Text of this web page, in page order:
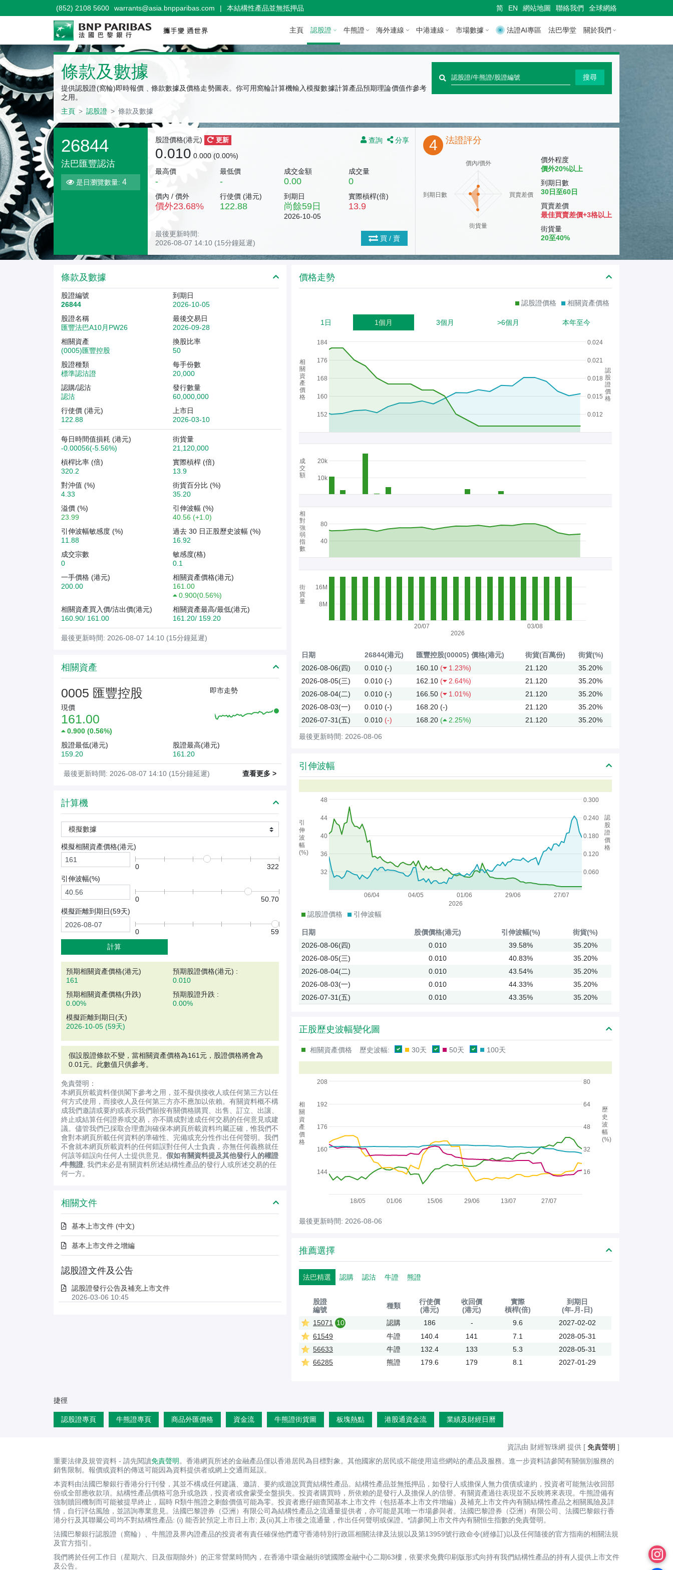
(852) 2108 5600 warrants@asia.bnpparibas.com | 本結構性產品並無抵押品 简 EN 網站地圖 聯絡我們 全球網絡
主頁 認股證 牛熊證 海外連線 中港連線 市場數據 法證AI專區 法巴學堂 關於我們
認股證
條款及數據
提供認股證(窩輪)即時報價﹑條款數據及價格走勢圖表。你可用窩輪計算機輸入模擬數據計算產品預期理論價值作參考
之用。
主頁
認股證 條款及數據
快
速
尋
認
/
證
搜尋
26844
法巴匯豐認沽
是日瀏覽數量: 4
查詢 分享
股證價格(港元) 更新
0.010 0.000 (0.00%)
最高價
-
最低價
-
成交金額
0.00
成交量
0
價內 / 價外
價外23.68%
行使價 (港元)
122.88
到期日
尚餘59日
2026-10-05
實際槓桿(倍)
13.9
最後更新時間:
2026-08-07 14:10 (15分鐘延遲)
買 / 賣
4 法證評分
價內/價外
買賣差價
街貨量
到期日數
價外程度
價外20%以上
到期日數
30日至60日
買賣差價
最佳買賣差價+3格以上
街貨量
20至40%
條款及數據
股證編號
26844
到期日
2026-10-05
股證名稱
匯豐法巴A10月PW26
最後交易日
2026-09-28
相關資產
(0005)匯豐控股
換股比率
50
股證種類
標準認沽證
每手份數
20,000
認購/認沽
認沽
發行數量
60,000,000
行使價 (港元)
122.88
上市日
2026-03-10
每日時間值損耗 (港元)
-0.00056(-5.56%)
街貨量
21,120,000
槓桿比率 (倍)
320.2
實際槓桿 (倍)
13.9
對沖值 (%)
4.33
街貨百分比 (%)
35.20
溢價 (%)
23.99
引伸波幅 (%)
40.56 (+1.0)
引伸波幅敏感度 (%)
11.88
過去 30 日正股歷史波幅 (%)
16.92
成交宗數
0
敏感度(格)
0.1
一手價格 (港元)
200.00
相關資產價格(港元)
161.00
0.900(0.56%)
相關資產買入價/沽出價(港元)
160.90/ 161.00
相關資產最高/最低(港元)
161.20/ 159.20
最後更新時間: 2026-08-07 14:10 (15分鐘延遲)
相關資產
0005 匯豐控股
現價
161.00
0.900 (0.56%)
即市走勢
股證最低(港元)
159.20
股證最高(港元)
161.20
最後更新時間: 2026-08-07 14:10 (15分鐘延遲) 查看更多 >
計算機
模擬數據
模擬相關資產價格(港元)
0
322
引伸波幅(%)
0
50.70
模擬距離到期日(59天)
0
59
計算
預期相關資產價格(港元)
161
預期股證價格(港元) :
0.010
預期相關資產價格(升跌)
0.00%
預期股證升跌 :
0.00%
模擬距離到期日(天)
2026-10-05 (59天)
假設股證條款不變，當相關資產價格為161 元 ，股證價格將會為
0.01元。此數值只供參考。
免責聲明：
本網頁所載資料僅供閣下參考之用，並不擬供接收人或任何第三方以任
何方式使用，而接收人及任何第三方亦不應加以依賴。有關資料概不構
成我們邀請或要約或表示我們願按有關價格購買、出售、訂立、出讓、
終止或結算任何證券或交易，亦不購成對達成任何交易的任何意見或建
議。儘管我們已採取合理查詢確保本網頁所載資料均屬正確，惟我們不
會對本網頁所載任何資料的準確性、完備或充分性作出任何聲明。我們
不會就本網頁所載資料的任何錯誤對任何人士負責，亦無任何義務就任
何該等錯誤向任何人士提供意見。 假如有關資料提及其他發行人的權證
∕牛熊證 , 我們未必是有關資料所述結構性產品的發行人或所述交易的任
何一方。
相關文件
基本上市文件 (中文)
基本上市文件之增編
認股證文件及公告
認股證發行公告及補充上市文件
2026-03-06 10:45
價格走勢
認股證價格 相關資產價格
1日 1個月 3個月 >6個月 本年至今
20/07 03/08
160
152
168
176
184
0.012
0.015
0.018
0.021
0.024
10k
20k
40
80
8M
16M
2026
相
關
資
產
價
格
認
股
證
價
格
成
交
額
相
對
強
弱
指
數
街
貨
量
日期 26844(港元) 匯豐控股(00005) 價格(港元) 街貨(百萬份)
街貨(%)
2026-08-06(四)
0.010 (-) 160.10 ( 1.23%) 21.120
35.20%
2026-08-05(三)
0.010 (-) 162.10 ( 2.64%) 21.120
35.20%
2026-08-04(二)
0.010 (-) 166.50 ( 1.01%) 21.120
35.20%
2026-08-03(一)
0.010 (-) 168.20 (-) 21.120
35.20%
2026-07-31(五)
0.010 (-) 168.20 ( 2.25%) 21.120 35.20%
最後更新時間: 2026-08-06
引伸波幅
06/04 04/05 01/06 29/06 27/07
32
36
40
44
48
0.060
0.120
0.180
0.240
0.300
2026
引
伸
波
幅
(%)
認
股
證
價
格
認股證價格 引伸波幅
日期 股價價格(港元) 引伸波幅(%)
街貨(%)
2026-08-06(四)
0.010 39.58%
35.20%
2026-08-05(三)
0.010 40.83%
35.20%
2026-08-04(二)
0.010 43.54%
35.20%
2026-08-03(一)
0.010 44.33%
35.20%
2026-07-31(五)
0.010 43.35% 35.20%
正股歷史波幅變化圖
相關資產價格 歷史波幅: 30天 50天 100天
18/05 01/06 15/06 29/06 13/07 27/07
144
160
176
192
208
16
32
48
64
80
相
關
資
產
價
格
歷
史
波
幅
(%)
最後更新時間: 2026-08-06
推薦選擇
法巴精選 認購 認沽 牛證 熊證
股證
編號
種類
行使價
(港元)
收回價
(港元)
實際
槓桿(倍)
到期日
(年-月-日)
15071 10 認購 186 - 9.6
2027-02-02
61549
牛證 140.4 141 7.1
2028-05-31
56633
牛證 132.4 133 5.3
2028-05-31
66285
熊證 179.6 179 8.1 2027-01-29
捷徑
認股證專頁 牛熊證專頁 商品外匯價格 資金流 牛熊證街貨圖 板塊熱點 港股通資金流 業績及財經日曆
資訊由 財經智珠網 提供 [ 免責聲明 ]
重要法律及規管資料 - 請先閱讀免責聲明 。香港網頁所述的金融產品僅以香港居民為目標對象。其他國家的居民或不能使用這些網站的產品及服務。進一步資料請參閱有關個別服務的
銷售限制。報價或資料的傳送可能因為資料提供者或網上交通而延誤。
本資料由法國巴黎銀行香港分行刊發，其並不構成任何建議、邀請、要約或遊說買賣結構性產品。結構性產品並無抵押品，如發行人或擔保人無力償債或違約，投資者可能無法收回部
份或全部應收款項。結構性產品價格可急升或急跌，投資者或會蒙受全盤損失。投資者購買時，所依賴的是發行人及擔保人的信譽。有關資產過往表現並不反映將來表現。牛熊證備有
強制贖回機制而可能被提早終止，屆時 R類牛熊證之剩餘價值可能為零。投資者應仔細查閱基本上市文件（包括基本上市文件增編）及補充上市文件內有關結構性產品之相關風險及詳
情，自行評估風險，並諮詢專業意見。法國巴黎證券（亞洲）有限公司為結構性產品之流通量提供者，亦可能是其唯一巿場參與者。法國巴黎證券（亞洲）有限公司、法國巴黎銀行香
港分行及其聯屬公司均不對結構性產品: (i) 能否於預定上市日上市; 及(ii)其上市後之流通量，作出任何聲明或保證。*請參閱上市文件內有關恒生指數的免責聲明。
法國巴黎銀行認股證（窩輪）、牛熊證及界內證產品的投資者有責任確保他們遵守香港特別行政區相關法律及法規以及第13959號行政命令(經修訂)以及任何隨後的官方指南的相關法規
及官方指引。
我們將於任何工作日（星期六、日及假期除外）的正常營業時間內，在香港中環金融街8號國際金融中心二期63樓，依要求免費印刷版形式向持有我們結構性產品的持有人提供上市文件
及公告。